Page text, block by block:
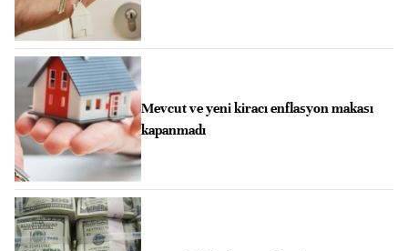
Mevcut ve yeni kiracı enflasyon makası
kapanmadı